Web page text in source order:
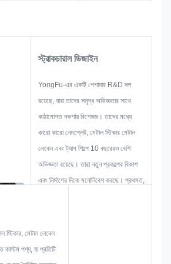
স্ট্রাকচারাল ডিজাইন
YongFu-এর একটি পেশাদার R&D দল
রয়েছে, যারা তাদের সমৃদ্ধ অভিজ্ঞতার সাথে
কাঠামোগত নকশায় বিশেষজ্ঞ। তাদের মধ্যে
কারো কারো নেমপ্লেট, মেটাল স্টিকার মেটাল
লেবেল এবং ট্যাগ শিল্পে 10 বছরেরও বেশি
অভিজ্ঞতা রয়েছে। তারা নতুন প্রকল্পের বিকাশ
এবং নির্মাণের দিকে মনোনিবেশ করছে। প্রথমত,
স্টিকার, মেটাল লেবেল
পণ্য, যা প্রতিটি